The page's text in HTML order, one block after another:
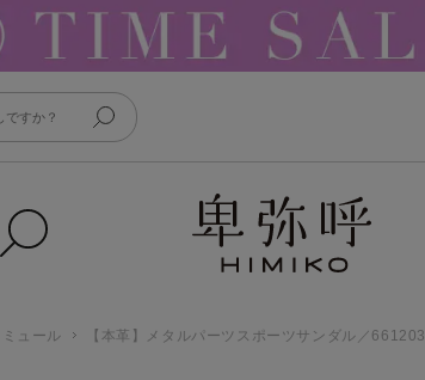
ュール 【本革】メタルパーツスポーツサンダル／661203